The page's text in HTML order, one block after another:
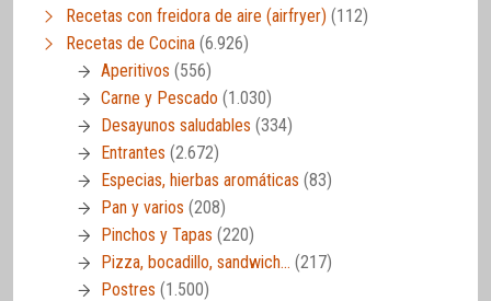
Recetas con freidora de aire (airfryer) (112)
Recetas de Cocina (6.926)
Aperitivos (556)
Carne y Pescado (1.030)
Desayunos saludables (334)
Entrantes (2.672)
Especias, hierbas aromáticas (83)
Pan y varios (208)
Pinchos y Tapas (220)
Pizza, bocadillo, sandwich… (217)
Postres (1.500)